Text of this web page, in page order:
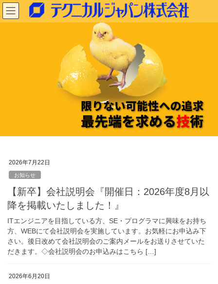
コ
ン
テ
ナ
ビ
ゲ
2026年7月22日
お知らせ
【新卒】会社説明会『開催日：2026年度8月以
降を掲載いたしました！』
ITエンジニアを目指している方、SE・プログラマに興味をお持ち
方、WEBにて会社説明会を実施しています。お気軽にお申込み下
さい。後日改めて会社説明会のご案内メールをお送りさせていた
だきます。◇会社説明会のお申込みはこちら […]
2026年6月20日